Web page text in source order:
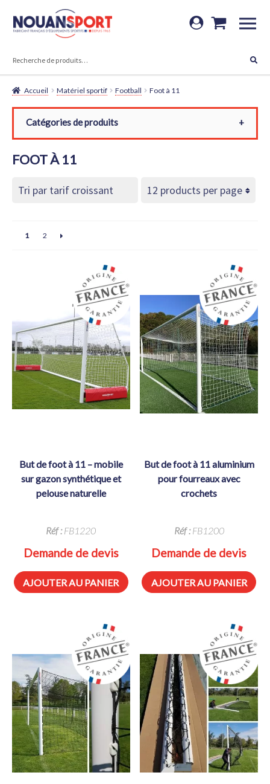
Aller
Aller
Accueil Matériel sportif Football Foot à 11
FOOT À 11
1 2
but de foot à 11 – mobile
sur gazon synthétique et
pelouse naturelle
Réf :FB1220
Demande de devis
AJOUTER AU PANIER
but de foot à 11 aluminium
pour fourreaux avec
crochets
Réf :FB1200
Demande de devis
AJOUTER AU PANIER
Catégories de produits
Matériel sportif
Football